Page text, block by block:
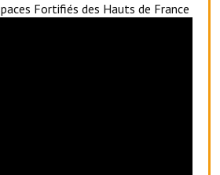
Fortifiés des Hauts de France